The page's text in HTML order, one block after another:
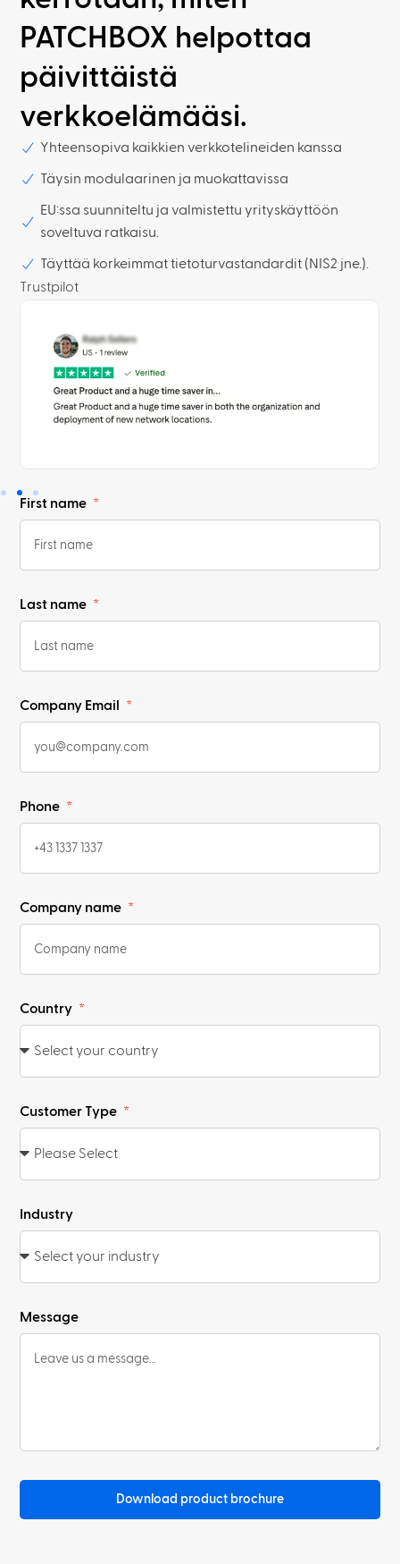
PATCHBOX helpottaa
päivittäistä
verkkoelämääsi.
Yhteensopiva kaikkien verkkotelineiden kanssa
Täysin modulaarinen ja muokattavissa
EU:ssa suunniteltu ja valmistettu yrityskäyttöön
soveltuva ratkaisu.
Täyttää korkeimmat tietoturvastandardit (NIS2 jne.).
Trustpilot
First name
Last name
Company Email
Phone
Company name
Country
Customer Type
Industry
Message
Download product brochure